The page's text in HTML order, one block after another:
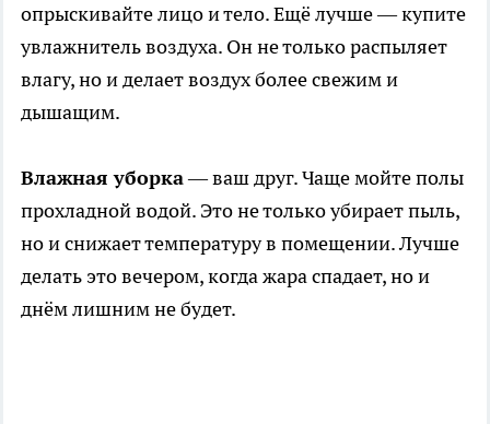
опрыскивайте лицо и тело. Ещё лучше — купите
увлажнитель воздуха. Он не только распыляет
влагу, но и делает воздух более свежим и
дышащим.
Влажная уборка— ваш друг. Чаще мойте полы
прохладной водой. Это не только убирает пыль,
но и снижает температуру в помещении. Лучше
делать это вечером, когда жара спадает, но и
днём лишним не будет.